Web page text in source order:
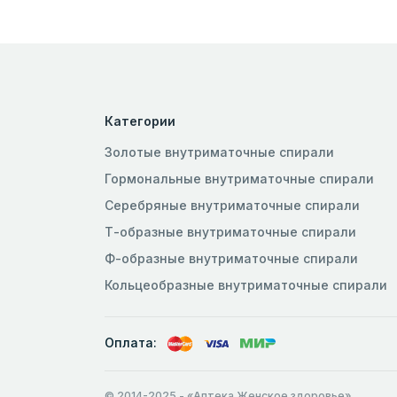
Категории
Золотые внутриматочные спирали
Гормональные внутриматочные спирали
Серебряные внутриматочные спирали
Т-образные внутриматочные спирали
Ф-образные внутриматочные спирали
Кольцеобразные внутриматочные спирали
Оплата: